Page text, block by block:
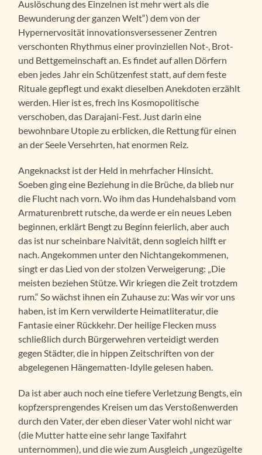
Auslöschung des Einzelnen ist mehr wert als die
Bewunderung der ganzen Welt“) dem von der
Hypernervosität innovationsversessener Zentren
verschonten Rhythmus einer provinziellen Not-, Brot-
und Bettgemeinschaft an. Es findet auf allen Dörfern
eben jedes Jahr ein Schützenfest statt, auf dem feste
Rituale gepflegt und exakt dieselben Anekdoten erzählt
werden. Hier ist es, frech ins Kosmopolitische
verschoben, das Darajani-Fest. Just darin eine
bewohnbare Utopie zu erblicken, die Rettung für einen
an der Seele Versehrten, hat enormen Reiz.
Angeknackst ist der Held in mehrfacher Hinsicht.
Soeben ging eine Beziehung in die Brüche, da blieb nur
die Flucht nach vorn. Wo ihm das Hundehalsband vom
Armaturenbrett rutsche, da werde er ein neues Leben
beginnen, erklärt Bengt zu Beginn feierlich, aber auch
das ist nur scheinbare Naivität, denn sogleich hilft er
nach. Angekommen unter den Nichtangekommenen,
singt er das Lied von der stolzen Verweigerung: „Die
meisten beziehen Stütze. Wir kriegen die Zeit trotzdem
rum.“ So wächst ihnen ein Zuhause zu: Was wir vor uns
haben, ist im Kern verwilderte Heimatliteratur, die
Fantasie einer Rückkehr. Der heilige Flecken muss
schließlich durch Bürgerwehren verteidigt werden
gegen Städter, die in hippen Zeitschriften von der
abgelegenen Hängematten-Idylle gelesen haben.
Da ist aber auch noch eine tiefere Verletzung Bengts, ein
kopfzersprengendes Kreisen um das Verstoßenwerden
durch den Vater, der eben dieser Vater wohl nicht war
(die Mutter hatte eine sehr lange Taxifahrt
unternommen), und die wie zum Ausgleich „ungezügelte